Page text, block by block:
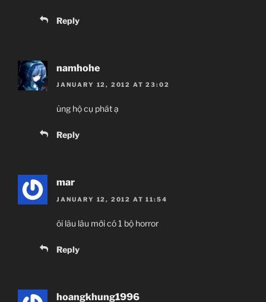
Reply
namhohe
JANUARY 12, 2012 AT 23:02
ủng hộ cụ phát ạ
Reply
mar
JANUARY 12, 2012 AT 11:54
ôi lâu lâu mới có 1 bộ horror
Reply
hoangkhung1996